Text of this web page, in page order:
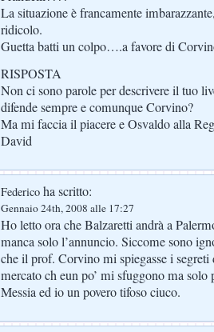
La situazione è francamente
ridicolo.
Guetta batti un colpo….a favore di
RISPOSTA
Non ci sono parole per descrivere il tuo
difende sempre e comunque Corvino?
Ma mi faccia il piacere e Osvaldo alla
David
Federico ha scritto:
Gennaio 24th, 2008 alle 17:27
Ho letto ora che Balzaretti andrà a
manca solo l’annuncio. Siccome sono
che il prof. Corvino mi spiegasse i segreti
mercato ch eun po’ mi sfuggono ma
Messia ed io un povero tifoso ciuco.